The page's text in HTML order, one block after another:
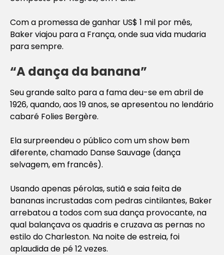
Com a promessa de ganhar US$ 1 mil por mês,
Baker viajou para a França, onde sua vida mudaria
para sempre.
“A dança da banana”
Seu grande salto para a fama deu-se em abril de
1926, quando, aos 19 anos, se apresentou no lendário
cabaré Folies Bergère.
Ela surpreendeu o público com um show bem
diferente, chamado Danse Sauvage (dança
selvagem, em francês).
Usando apenas pérolas, sutiã e saia feita de
bananas incrustadas com pedras cintilantes, Baker
arrebatou a todos com sua dança provocante, na
qual balançava os quadris e cruzava as pernas no
estilo do Charleston. Na noite de estreia, foi
aplaudida de pé 12 vezes.